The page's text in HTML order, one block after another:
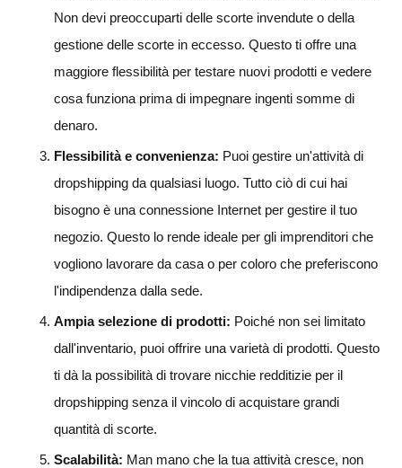
Non devi preoccuparti delle scorte invendute o della
gestione delle scorte in eccesso. Questo ti offre una
maggiore flessibilità per testare nuovi prodotti e vedere
cosa funziona prima di impegnare ingenti somme di
denaro.
Flessibilità e convenienza: Puoi gestire un'attività di
dropshipping da qualsiasi luogo. Tutto ciò di cui hai
bisogno è una connessione Internet per gestire il tuo
negozio. Questo lo rende ideale per gli imprenditori che
vogliono lavorare da casa o per coloro che preferiscono
l'indipendenza dalla sede.
Ampia selezione di prodotti: Poiché non sei limitato
dall'inventario, puoi offrire una varietà di prodotti. Questo
ti dà la possibilità di trovare nicchie redditizie per il
dropshipping senza il vincolo di acquistare grandi
quantità di scorte.
Scalabilità: Man mano che la tua attività cresce, non